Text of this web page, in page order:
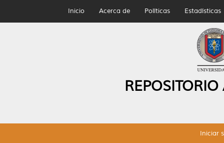
Inicio Acerca de Políticas Estadísticas
Iniciar